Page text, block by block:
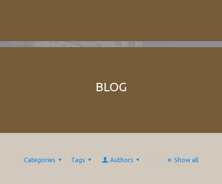
BLOG
Categories Tags Authors Show all